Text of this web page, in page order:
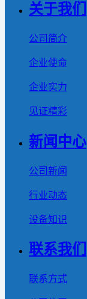
关于我们
公司简介
企业使命
企业实力
见证精彩
新闻中心
公司新闻
行业动态
设备知识
联系我们
联系方式